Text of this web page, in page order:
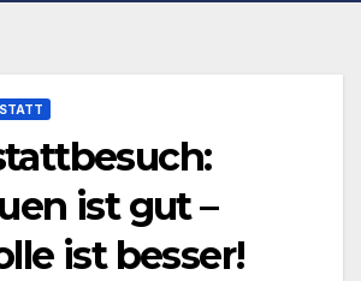
ist gut –
ist besser!